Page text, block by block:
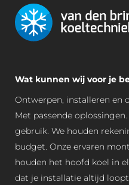
Wat kunnen wij voor je
Ontwerpen, installeren en
Met passende
gebruik. We houden
budget. Onze ervaren
houden het hoofd koel in
dat je installatie altijd